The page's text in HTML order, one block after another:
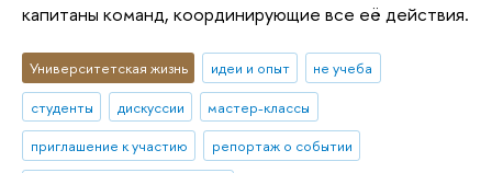
капитаны команд, координирующие все её действия.
Университетская жизнь идеи и опыт
не учеба
студенты
дискуссии
мастер-классы
приглашение к участию
репортаж о событии